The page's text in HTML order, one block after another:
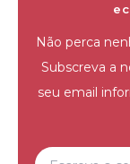
Não perca
Subscreva a
seu email